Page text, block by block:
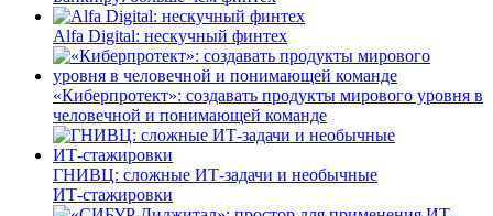
Alfa Digital: нескучный финтех
«Киберпротект»: создавать продукты мирового уровня в
человечной и понимающей команде
ГНИВЦ: сложные ИТ‑задачи и необычные
ИТ‑стажировки